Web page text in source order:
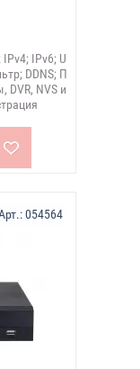
IPv6; U
DDNS; П
DVR, NVS и
054564